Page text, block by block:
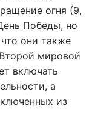
огня (9,
Победы, но
они также
мировой
включать
а
из